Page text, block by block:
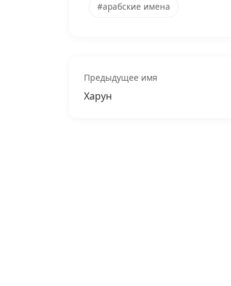
#арабские имена
Предыдущее имя
Харун